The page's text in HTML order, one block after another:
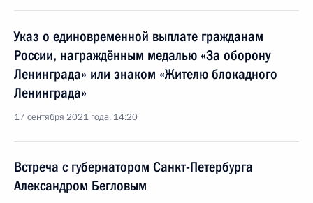
Указ о единовременной выплате гражданам
России, награждённым медалью «За оборону
Ленинграда» или знаком «Жителю блокадного
Ленинграда»
17 сентября 2021 года, 14:20
Встреча с губернатором Санкт-Петербурга
Александром Бегловым